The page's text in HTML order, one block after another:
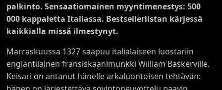
palkinto. Sensaatiomainen myyntimenestys: 500
000 kappaletta Italiassa. Bestsellerlistan kärjessä
kaikkialla missä ilmestynyt.
Marraskuussa 1327 saapuu italialaiseen luostariin
englantilainen fransiskaanimunkki William Baskerville.
Keisari on antanut hänelle arkaluontoisen tehtävän: